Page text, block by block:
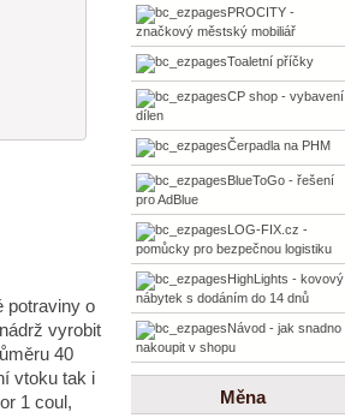
potraviny o
vyrobit
40
vtoku tak i
1 coul,
PROCITY -
značkový městský mobiliář
Toaletní příčky
CP shop - vybavení
dílen
Čerpadla na PHM
BlueToGo - řešení
pro AdBlue
LOG-FIX.cz -
pomůcky pro bezpečnou logistiku
HighLights - kovový
nábytek s dodáním do 14 dnů
Návod - jak snadno
nakoupit v shopu
Měna